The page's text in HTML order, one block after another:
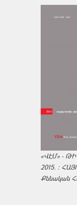
«ՎԷՄ» -
2015. :
Քննական